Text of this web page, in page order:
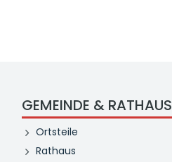
GEMEINDE & RATHAUS
Ortsteile
Rathaus